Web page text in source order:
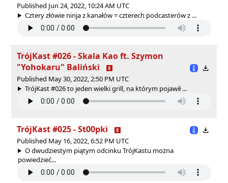
Published Jun 24, 2022, 10:24 AM UTC
Cztery złówie ninja z kanałów = czterech podcasterów z ...
TrójKast #026 - Skala Kao ft. Szymon
"Yohokaru" Baliński
Published May 30, 2022, 2:50 PM UTC
TrójKast #026 to jeden wielki grill, na którym pojawił ...
TrójKast #025 - St00pki
Published May 16, 2022, 6:52 PM UTC
O dwudziestym piątym odcinku TrójKastu można
powiedzieć...